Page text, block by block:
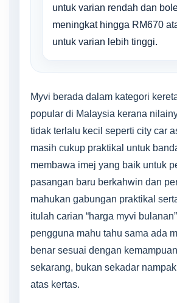
untuk varian rendah dan
meningkat hingga RM670
untuk varian lebih tinggi.
Myvi berada dalam kategori
popular di Malaysia kerana
tidak terlalu kecil seperti city car
masih cukup praktikal untuk
membawa imej yang baik untuk
pasangan baru berkahwin dan
mahukan gabungan praktikal
itulah carian “harga myvi
pengguna mahu tahu sama ada
benar sesuai dengan
sekarang, bukan sekadar
atas kertas.